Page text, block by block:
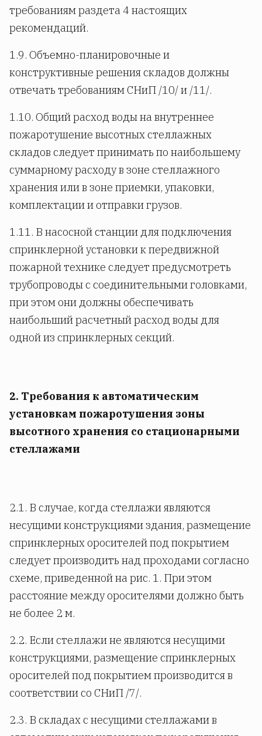
требованиям раздета 4 настоящих
рекомендаций.
1.9. Объемно-планировочные и
конструктивные решения складов должны
отвечать требованиям СНиП /10/ и /11/.
1.10. Общий расход воды на внутреннее
пожаротушение высотных стеллажных
складов следует принимать по наибольшему
суммарному расходу в зоне стеллажного
хранения или в зоне приемки, упаковки,
комплектации и отправки грузов.
1.11. В насосной станции для подключения
спринклерной установки к передвижной
пожарной технике следует предусмотреть
трубопроводы с соединительными головками,
при этом они должны обеспечивать
наибольший расчетный расход воды для
одной из спринклерных секций.
2. Требования к автоматическим
установкам пожаротушения зоны
высотного хранения со стационарными
стеллажами
2.1. В случае, когда стеллажи являются
несущими конструкциями здания, размещение
спринклерных оросителей под покрытием
следует производить над проходами согласно
схеме, приведенной на рис. 1. При этом
расстояние между оросителями должно быть
не более 2 м.
2.2. Если стеллажи не являются несущими
конструкциями, размещение спринклерных
оросителей под покрытием производится в
соответствии со СНиП /7/.
2.3. В складах с несущими стеллажами в